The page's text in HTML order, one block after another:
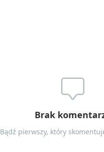
Brak
Bądź pierwszy, który